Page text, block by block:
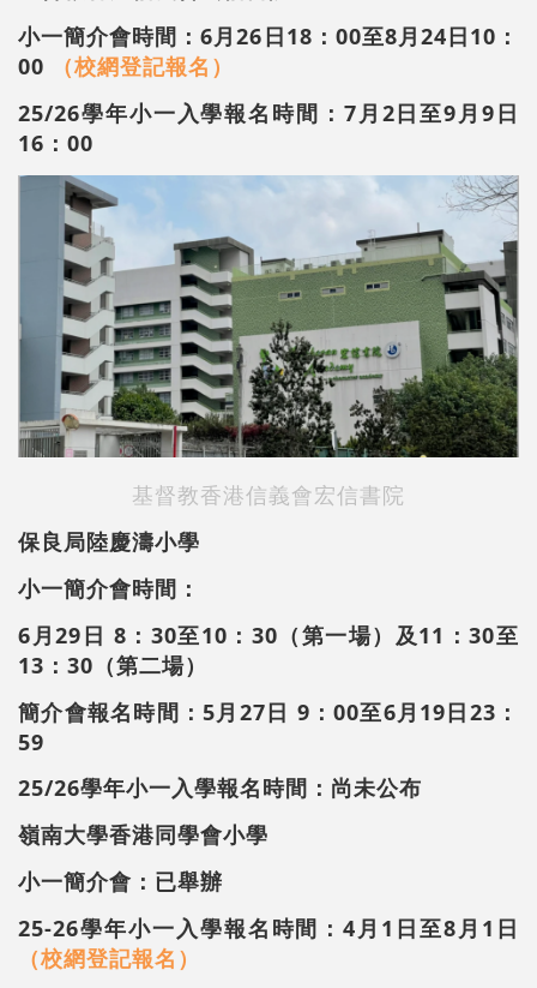
小一簡介會時間：6月26日18：00至8月24日10：
00
（校網登記報名）
25/26學年小一入學報名時間：7月2日至9月9日
16：00
基督教香港信義會宏信書院
保良局陸慶濤小學
小一簡介會時間：
6月29日 8：30至10：30（第一場）及11：30至
13：30（第二場）
簡介會報名時間：5月27日 9：00至6月19日23：
59
25/26學年小一入學報名時間：尚未公布
嶺南大學香港同學會小學
小一簡介會：已舉辦
25-26學年小一入學報名時間：4月1日至8月1日
（校網登記報名）